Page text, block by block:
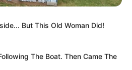
But This Old Woman Did!
The Boat. Then Came The